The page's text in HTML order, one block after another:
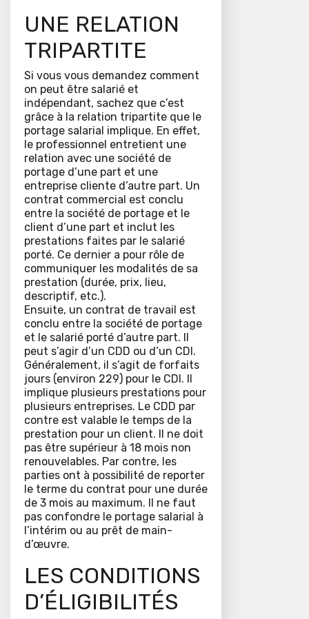
UNE RELATION
TRIPARTITE
Si vous vous demandez comment
on peut être salarié et
indépendant, sachez que c’est
grâce à la relation tripartite que le
portage salarial implique. En effet,
le professionnel entretient une
relation avec une société de
portage d’une part et une
entreprise cliente d’autre part. Un
contrat commercial est conclu
entre la société de portage et le
client d’une part et inclut les
prestations faites par le salarié
porté. Ce dernier a pour rôle de
communiquer les modalités de sa
prestation (durée, prix, lieu,
descriptif, etc.).
Ensuite, un contrat de travail est
conclu entre la société de portage
et le salarié porté d’autre part. Il
peut s’agir d’un CDD ou d’un CDI.
Généralement, il s’agit de forfaits
jours (environ 229) pour le CDI. Il
implique plusieurs prestations pour
plusieurs entreprises. Le CDD par
contre est valable le temps de la
prestation pour un client. Il ne doit
pas être supérieur à 18 mois non
renouvelables. Par contre, les
parties ont à possibilité de reporter
le terme du contrat pour une durée
de 3 mois au maximum. Il ne faut
pas confondre le portage salarial à
l’intérim ou au prêt de main-
d’œuvre.
LES CONDITIONS
D’ÉLIGIBILITÉS